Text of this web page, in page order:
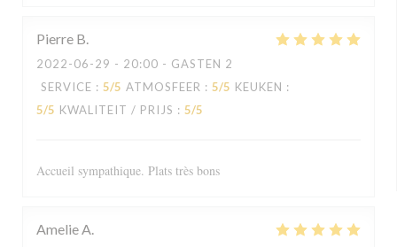
Pierre B
2022-06-29 - 20:00 - GASTEN 2
SERVICE : 5/5 ATMOSFEER : 5/5 KEUKEN :
5/5 KWALITEIT / PRIJS : 5/5
Accueil sympathique. Plats très bons
AmelieA